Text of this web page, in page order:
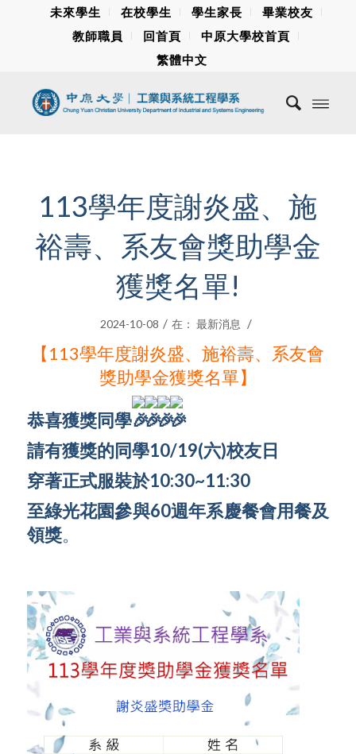
未來學生 在校學生 學生家長
畢業校友
教師職員
回首頁
中原大學校首頁
繁體中文
113學年度謝炎盛、施
裕壽、系友會獎助學金
獲獎名單!
2024-10-08 / 在： 最新消息 /
【113學年度謝炎盛、施裕壽、系友會
獎助學金獲獎名單】
恭喜獲獎同學
請有獲獎的同學10/19(六)校友日
穿著正式服裝於10:30~11:30
至綠光花園參與60週年系慶餐會用餐及
領獎。